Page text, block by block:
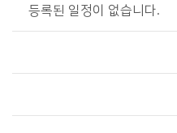
등록된 일정이 없습니다.